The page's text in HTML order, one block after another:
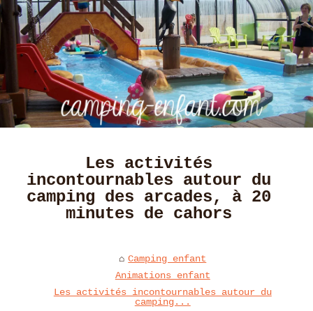
Les activités
incontournables autour du
camping des arcades, à 20
minutes de cahors
Camping enfant
Animations enfant
Les activités incontournables autour du
camping...